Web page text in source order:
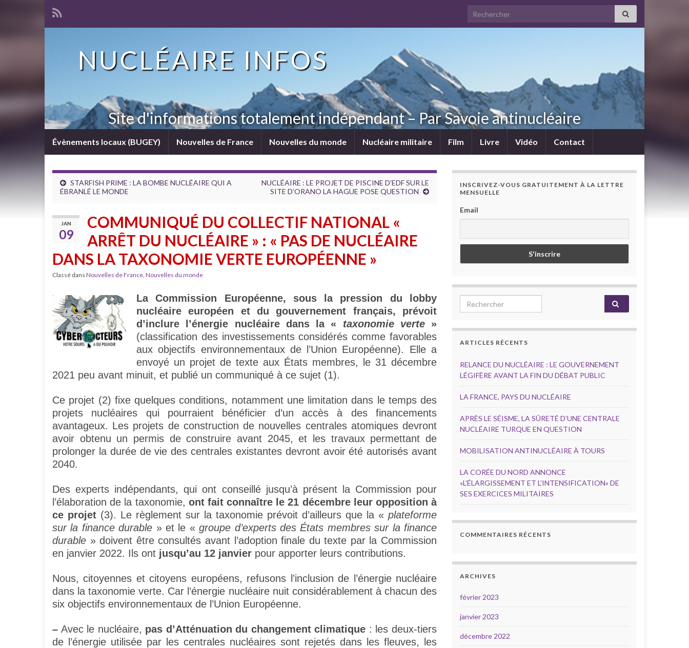
Search for:
NUCLÉAIRE INFOS
Site d'informations totalement indépendant – Par Savoie antinucléaire
Évènements locaux (BUGEY) Nouvelles de France Nouvelles du monde Nucléaire militaire Film Livre Vidéo Contact
STARFISH PRIME : LA BOMBE NUCLÉAIRE QUI A
ÉBRANLÉ LE MONDE
NUCLÉAIRE : LE PROJET DE PISCINE D’EDF SUR LE
SITE D’ORANO LA HAGUE POSE QUESTION
JAN
09
COMMUNIQUÉ DU COLLECTIF NATIONAL «
ARRÊT DU NUCLÉAIRE » : « PAS DE NUCLÉAIRE
DANS LA TAXONOMIE VERTE EUROPÉENNE »
Classé dans Nouvelles de France, Nouvelles du monde
La Commission Européenne, sous la pression du lobby
nucléaire européen et du gouvernement français, prévoit
d’inclure l’énergie nucléaire dans la « taxonomie verte»
(classification des investissements considérés comme favorables
aux objectifs environnementaux de l’Union Européenne). Elle a
envoyé un projet de texte aux États membres, le 31 décembre
2021 peu avant minuit, et publié un communiqué à ce sujet (1).
Ce projet (2) fixe quelques conditions, notamment une limitation dans le temps des
projets nucléaires qui pourraient bénéficier d’un accès à des financements
avantageux. Les projets de construction de nouvelles centrales atomiques devront
avoir obtenu un permis de construire avant 2045, et les travaux permettant de
prolonger la durée de vie des centrales existantes devront avoir été autorisés avant
2040.
Des experts indépendants, qui ont conseillé jusqu’à présent la Commission pour
l’élaboration de la taxonomie, ont fait connaître le 21 décembre leur opposition à
ce projet (3). Le règlement sur la taxonomie prévoit d’ailleurs que la « plateforme
sur la finance durable » et le «groupe d’experts des États membres sur la finance
durable » doivent être consultés avant l’adoption finale du texte par la Commission
en janvier 2022. Ils ont jusqu’au 12 janvier pour apporter leurs contributions.
Nous, citoyennes et citoyens européens, refusons l’inclusion de l’énergie nucléaire
dans la taxonomie verte. Car l’énergie nucléaire nuit considérablement à chacun des
six objectifs environnementaux de l’Union Européenne.
– Avec le nucléaire, pas d’Atténuation du changement climatique : les deux-tiers
de l’énergie utilisée par les centrales nucléaires sont rejetés dans les fleuves, les
INSCRIVEZ-VOUS GRATUITEMENT À LA LETTRE
MENSUELLE
Email
Search for:
ARTICLES RÉCENTS
RELANCE DU NUCLÉAIRE : LE GOUVERNEMENT
LÉGIFÈRE AVANT LA FIN DU DÉBAT PUBLIC
LA FRANCE, PAYS DU NUCLÉAIRE
APRÈS LE SÉISME, LA SÛRETÉ D’UNE CENTRALE
NUCLÉAIRE TURQUE EN QUESTION
MOBILISATION ANTINUCLÉAIRE À TOURS
LA CORÉE DU NORD ANNONCE
«L’ÉLARGISSEMENT ET L’INTENSIFICATION» DE
SES EXERCICES MILITAIRES
COMMENTAIRES RÉCENTS
ARCHIVES
février 2023
janvier 2023
décembre 2022